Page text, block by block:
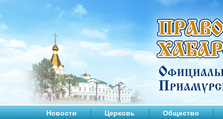
Новости Церковь Общество